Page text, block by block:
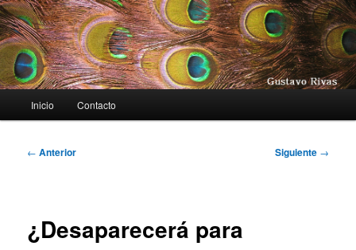
principal
Inicio Contacto
Navegación
← Anterior Siguiente →
¿Desaparecerá para